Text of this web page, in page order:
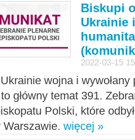
Biskupi
Ukrainie
2022-03-15
wojna i
główny temat 391.
Polski, które
Warszawie. więcej »